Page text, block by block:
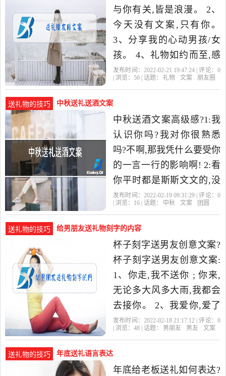
与你有关,皆是浪漫。 2、
今天没有文案,只有你。
3、分享我的心动男孩/女
孩。 4、礼物如约而至,感
谢一路有你。 5、谢天谢
发布时间：2022-02-21 19:47:24 | 评论： 0
| 浏览： 50 | 话题： 礼物 文案 朋友圈
送礼物的技巧 中秋送礼送酒文案
中秋送酒文案高级感?1:我
认识你吗?我对你很熟悉
吗?不啊,那我凭什么要受你
的一言一行的影响啊! 2:看
你平时都是斯斯文文的,没
想到,到了酒桌上,几杯红酒
发布时间：2022-02-19 09:31:29 | 评论： 0
| 浏览： 16 | 话题： 中秋 文案 团圆
送礼物的技巧 给男朋友送礼物刻字的内容
杯子刻字送男友创意文案?
杯子刻字送男友创意文案:
1、你走,我不送你 ; 你来,
无论多大风多大雨,我都会
去接你。 2、我爱你,爱了
整整一个曾经。 3、每件事
发布时间：2022-02-18 21:17:12 | 评论： 0
| 浏览： 48 | 话题： 男朋友 男友 文案
送礼物的技巧 年底送礼语言表达
年底给老板送礼如何表达?